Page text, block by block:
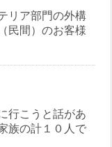
リア部門の外構
民間）のお客様
行こうと話があ
族の計１０人で